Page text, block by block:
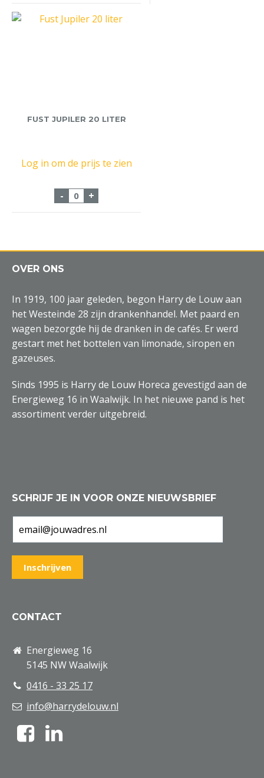
FUST JUPILER 20 LITER
Log in om de prijs te zien
- Fust Jupiler 20 liter aantal
+
OVER ONS
In 1919, 100 jaar geleden, begon Harry de Louw aan
het Westeinde 28 zijn drankenhandel. Met paard en
wagen bezorgde hij de dranken in de cafés. Er werd
gestart met het bottelen van limonade, siropen en
gazeuses.
Sinds 1995 is Harry de Louw Horeca gevestigd aan de
Energieweg 16 in Waalwijk. In het nieuwe pand is het
assortiment verder uitgebreid.
SCHRIJF JE IN VOOR ONZE NIEUWSBRIEF
CONTACT
Energieweg 16
5145 NW Waalwijk
0416 - 33 25 17
info@harrydelouw.nl